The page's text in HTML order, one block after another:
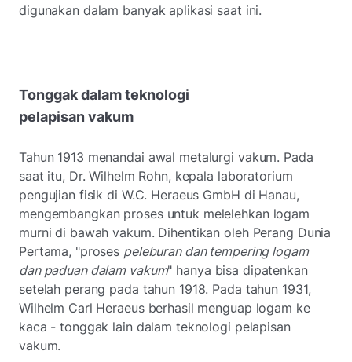
digunakan dalam banyak aplikasi saat ini.
Tonggak dalam teknologi
pelapisan vakum
Tahun 1913 menandai awal metalurgi vakum. Pada
saat itu, Dr. Wilhelm Rohn, kepala laboratorium
pengujian fisik di W.C. Heraeus GmbH di Hanau,
mengembangkan proses untuk melelehkan logam
murni di bawah vakum. Dihentikan oleh Perang Dunia
Pertama, "proses peleburan dan tempering logam
dan paduan dalam vakum" hanya bisa dipatenkan
setelah perang pada tahun 1918. Pada tahun 1931,
Wilhelm Carl Heraeus berhasil menguap logam ke
kaca - tonggak lain dalam teknologi pelapisan
vakum.